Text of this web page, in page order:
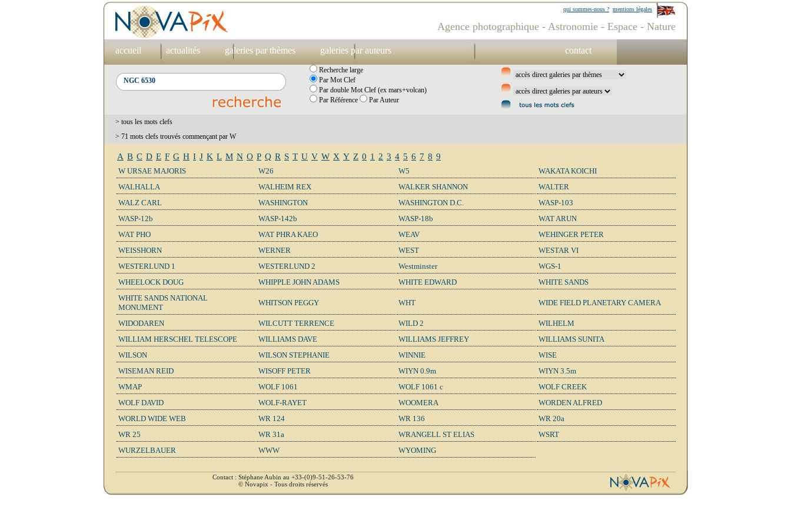
mentions légales
qui sommes-nous ?
Agence photographique - Astronomie - Espace - Nature
accueil actualités galeries par thèmes galeries par auteurs contact
Recherche large
Par Mot Clef
Par double Mot Clef (ex mars+volcan)
Par Référence
Par Auteur
> tous les mots clefs
> 71 mots clefs trouvés commençant par W
A B C D E F G H I J K L M N O P Q R S T U V W X Y Z 0 1 2 3 4 5 6 7 8 9
W URSAE MAJORIS W26 W5
WAKATA KOICHI
WALHALLA
WALHEIM REX WALKER SHANNON
WALTER
WALZ CARL
WASHINGTON WASHINGTON D.C.
WASP-103
WASP-12b
WASP-142b WASP-18b
WAT ARUN
WAT PHO
WAT PHRA KAEO WEAV
WEHINGER PETER
WEISSHORN
WERNER WEST
WESTAR VI
WESTERLUND 1
WESTERLUND 2 Westminster
WGS-1
WHEELOCK DOUG
WHIPPLE JOHN ADAMS WHITE EDWARD
WHITE SANDS
WHITE SANDS NATIONAL
MONUMENT
WHITSON PEGGY WHT WIDE FIELD PLANETARY CAMERA
WIDODAREN WILCUTT TERRENCE WILD 2
WILHELM
WILLIAM HERSCHEL TELESCOPE
WILLIAMS DAVE WILLIAMS JEFFREY
WILLIAMS SUNITA
WILSON
WILSON STEPHANIE WINNIE
WISE
WISEMAN REID
WISOFF PETER WIYN 0.9m
WIYN 3.5m
WMAP
WOLF 1061 WOLF 1061 c
WOLF CREEK
WOLF DAVID
WOLF-RAYET WOOMERA
WORDEN ALFRED
WORLD WIDE WEB
WR 124 WR 136
WR 20a
WR 25
WR 31a WRANGELL ST ELIAS
WSRT
WURZELBAUER
WWW WYOMING
Contact : Stéphane Aubin au +33-(0)9-51-26-53-76
© Novapix - Tous droits réservés